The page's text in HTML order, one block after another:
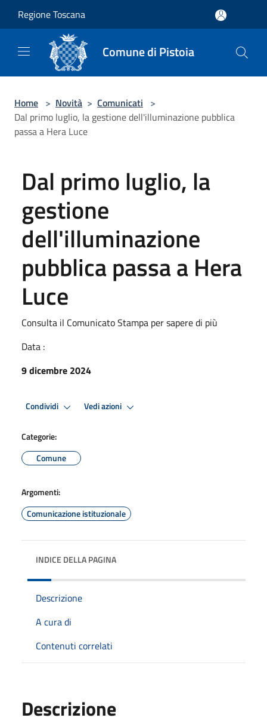
Regione Toscana
Comune di Pistoia
Home > Novità > Comunicati >
Dal primo luglio, la gestione dell'illuminazione pubblica
passa a Hera Luce
Dal primo luglio, la
gestione
dell'illuminazione
pubblica passa a Hera
Luce
Consulta il Comunicato Stampa per sapere di più
Data :
9 dicembre 2024
Condividi Vedi azioni
Categorie:
Comune
Argomenti:
Comunicazione istituzionale
INDICE DELLA PAGINA
Descrizione
A cura di
Contenuti correlati
Descrizione